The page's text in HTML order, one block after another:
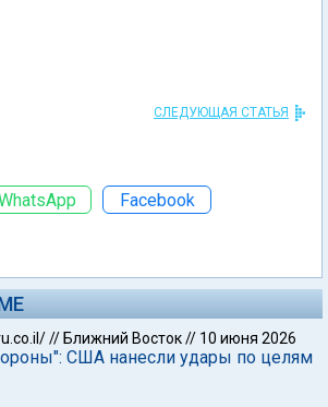
СЛЕДУЮЩАЯ СТАТЬЯ
Facebook
// Ближний Восток// 10 июня 2026
США нанесли удары по целям